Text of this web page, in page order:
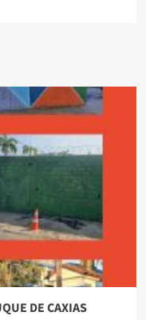
DE CAXIAS